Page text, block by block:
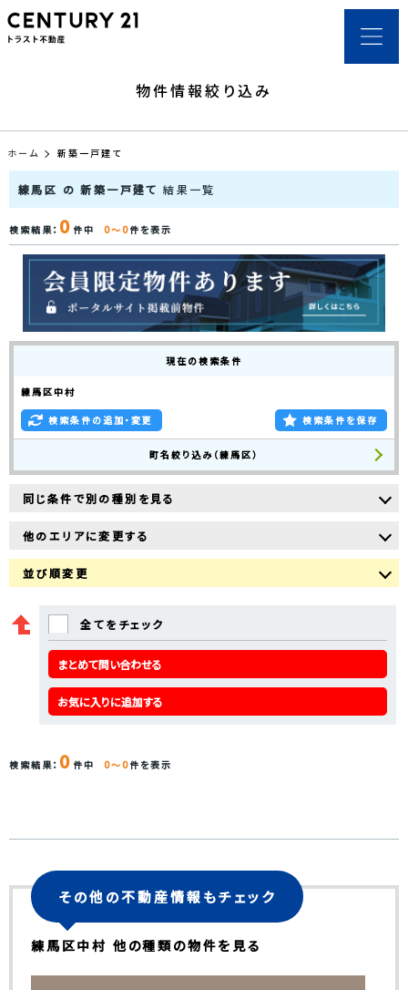
物件情報絞り込み
ホーム 新築一戸建て
練馬区 の 新築一戸建て結果一覧
検索結果： 0 件中 0～0件を表示
現在の検索条件
練馬区中村
検索条件の追加・変更 検索条件を保存
町名絞り込み（練馬区）
同じ条件で別の種別を見る
他のエリアに変更する
並び順変更
全てをチェック
まとめて問い合わせる
お気に入りに追加する
検索結果： 0 件中 0～0件を表示
その他の不動産情報もチェック
練馬区中村 他の種類の物件を見る